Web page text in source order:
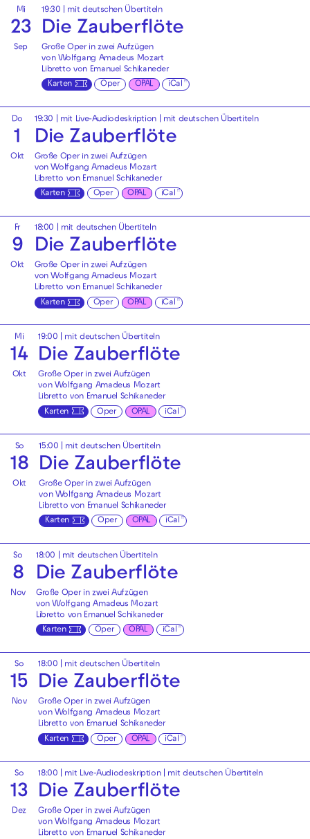
Mi
23
Sep
19:30 mit deutschen Übertiteln
Die Zauberflöte
Große Oper in zwei Aufzügen
von Wolfgang Amadeus Mozart
Libretto von Emanuel Schikaneder
Karten
Oper OPAL iCal
Do
1
Okt
19:30 mit Live-Audiodeskription mit deutschen Übertiteln
Die Zauberflöte
Große Oper in zwei Aufzügen
von Wolfgang Amadeus Mozart
Libretto von Emanuel Schikaneder
Karten
Oper OPAL iCal
Fr
9
Okt
18:00 mit deutschen Übertiteln
Die Zauberflöte
Große Oper in zwei Aufzügen
von Wolfgang Amadeus Mozart
Libretto von Emanuel Schikaneder
Karten
Oper OPAL iCal
Mi
14
Okt
19:00 mit deutschen Übertiteln
Die Zauberflöte
Große Oper in zwei Aufzügen
von Wolfgang Amadeus Mozart
Libretto von Emanuel Schikaneder
Karten
Oper OPAL iCal
So
18
Okt
15:00 mit deutschen Übertiteln
Die Zauberflöte
Große Oper in zwei Aufzügen
von Wolfgang Amadeus Mozart
Libretto von Emanuel Schikaneder
Karten
Oper OPAL iCal
So
8
Nov
18:00 mit deutschen Übertiteln
Die Zauberflöte
Große Oper in zwei Aufzügen
von Wolfgang Amadeus Mozart
Libretto von Emanuel Schikaneder
Karten
Oper OPAL iCal
So
15
Nov
18:00 mit deutschen Übertiteln
Die Zauberflöte
Große Oper in zwei Aufzügen
von Wolfgang Amadeus Mozart
Libretto von Emanuel Schikaneder
Karten
Oper OPAL iCal
So
13
Dez
18:00 mit Live-Audiodeskription| mit deutschen Übertiteln
Die Zauberflöte
Große Oper in zwei Aufzügen
von Wolfgang Amadeus Mozart
Libretto von Emanuel Schikaneder